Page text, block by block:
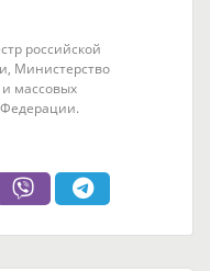
российской
Министерство
массовых